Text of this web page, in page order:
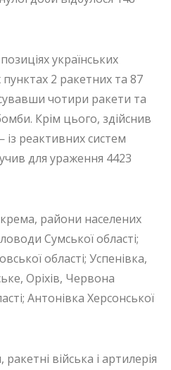
українських
пунктах 2 ракетних та 87
чотири ракети та
Крім цього, здійснив
із реактивних систем
для ураження 4423
райони населених
Сумської області;
області; Успенівка,
Оріхів, Червона
Антонівка Херсонської
війська і артилерія